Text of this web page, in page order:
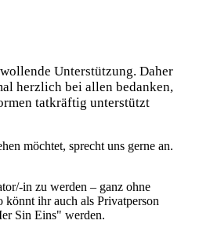
Unterstützung. Daher
herzlich bei allen bedanken,
tatkräftig unterstützt
möchtet, sprecht uns gerne an.
in zu werden – ganz ohne
ihr auch als Privatperson
Sin Eins" werden.